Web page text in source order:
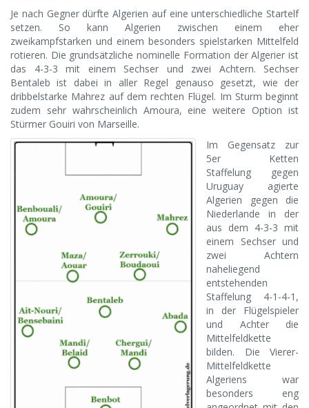
Je nach Gegner dürfte Algerien auf eine unterschiedliche Startelf
setzen. So kann Algerien zwischen einem eher
zweikampfstarken und einem besonders spielstarken Mittelfeld
rotieren. Die grundsätzliche nominelle Formation der Algerier ist
das 4-3-3 mit einem Sechser und zwei Achtern. Sechser
Bentaleb ist dabei in aller Regel genauso gesetzt, wie der
dribbelstarke Mahrez auf dem rechten Flügel. Im Sturm beginnt
zudem sehr wahrscheinlich Amoura, eine weitere Option ist
Stürmer Gouiri von Marseille.
Im Gegensatz zur
5er Ketten
Staffelung gegen
Uruguay agierte
Algerien gegen die
Niederlande in der
aus dem 4-3-3 mit
einem Sechser und
zwei Achtern
naheliegend
entstehenden
Staffelung 4-1-4-1,
in der Flügelspieler
und Achter die
Mittelfeldkette
bilden. Die Vierer-
Mittelfeldkette
Algeriens war
besonders eng